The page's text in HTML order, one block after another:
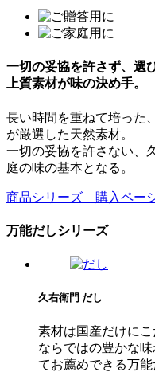
一切の妥協を許さず、選
上質素材が味の決め手。
長い時間を重ねて培った
が厳選した天然素材。
一切の妥協を許さない、
庭の味の基本となる。
商品シリーズ 購入ペー
万能だしシリーズ
久右衛門 だし
素材は国産だけに
ならではの豊かな
てお薦めできる万能